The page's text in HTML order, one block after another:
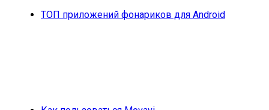
ТОП приложений фонариков для Android